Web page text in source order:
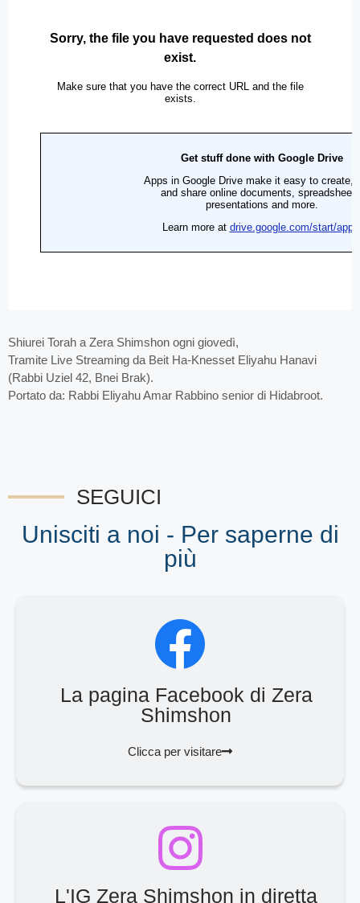
Shiurei Torah a Zera Shimshon ogni giovedì,
Tramite Live Streaming da Beit Ha-Knesset Eliyahu Hanavi
(Rabbi Uziel 42, Bnei Brak).
Portato da: Rabbi Eliyahu Amar Rabbino senior di Hidabroot.
SEGUICI
Unisciti a noi - Per saperne di
più
La pagina Facebook di Zera
Shimshon
Clicca per visitare
L'IG Zera Shimshon in diretta